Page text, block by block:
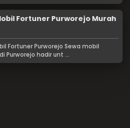
Fortuner Purworejo Murah
Fortuner Purworejo Sewa mobil
Purworejo hadir unt ...